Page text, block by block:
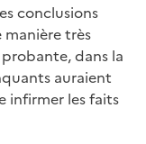
conclusions
très
dans la
auraient
infirmer les faits